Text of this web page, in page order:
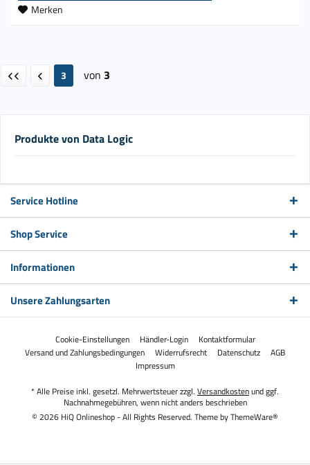
Merken
3 von 3
Produkte von Data Logic
Service Hotline
Shop Service
Informationen
Unsere Zahlungsarten
Cookie-Einstellungen Händler-Login
Kontaktformular
Versand und Zahlungsbedingungen
Widerrufsrecht Datenschutz
AGB
Impressum
* Alle Preise inkl. gesetzl. Mehrwertsteuer zzgl. Versandkostenund ggf.
Nachnahmegebühren, wenn nicht anders beschrieben
© 2026 HiQ Onlineshop - All Rights Reserved. Theme byThemeWare®